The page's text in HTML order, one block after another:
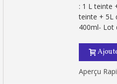
Réduction de 5€ sur la
10€ de bon d'achat
Inscription à la
: 1 L teinte
teinte + 5L
400ml- Lot
Aperçu